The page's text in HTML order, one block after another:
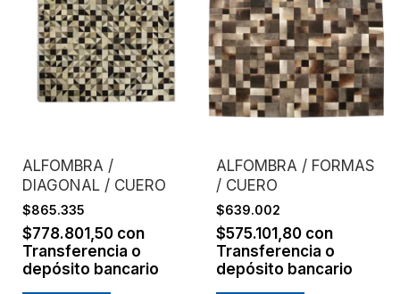
ALFOMBRA /
DIAGONAL / CUERO
$865.335
$778.801,50 con
Transferencia o
depósito bancario
ALFOMBRA / FORMAS
/ CUERO
$639.002
$575.101,80 con
Transferencia o
depósito bancario